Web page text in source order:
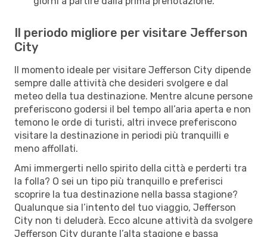
Il periodo migliore per visitare Jefferson
City
Il momento ideale per visitare Jefferson City dipende
sempre dalle attività che desideri svolgere e dal
meteo della tua destinazione. Mentre alcune persone
preferiscono godersi il bel tempo all’aria aperta e non
temono le orde di turisti, altri invece preferiscono
visitare la destinazione in periodi più tranquilli e
meno affollati.
Ami immergerti nello spirito della città e perderti tra
la folla? O sei un tipo più tranquillo e preferisci
scoprire la tua destinazione nella bassa stagione?
Qualunque sia l’intento del tuo viaggio, Jefferson
City non ti deluderà. Ecco alcune attività da svolgere
Jefferson City durante l’alta stagione e bassa